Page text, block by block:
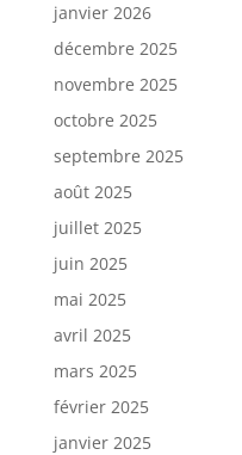
janvier 2026
décembre 2025
novembre 2025
octobre 2025
septembre 2025
août 2025
juillet 2025
juin 2025
mai 2025
avril 2025
mars 2025
février 2025
janvier 2025